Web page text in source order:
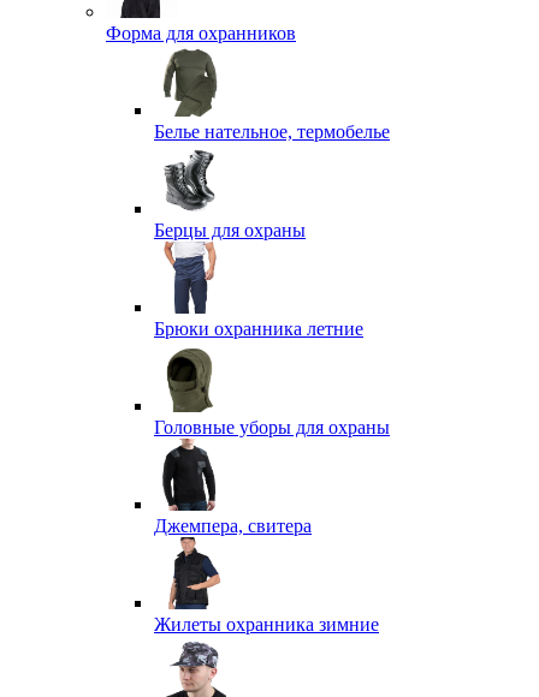
Форма для охранников
Белье нательное, термобелье
Берцы для охраны
Брюки охранника летние
Головные уборы для охраны
Джемпера, свитера
Жилеты охранника зимние